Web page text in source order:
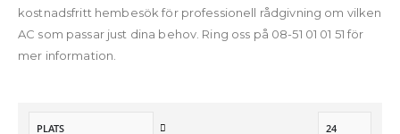
kostnadsfritt hembesök för professionell rådgivning om vilken
AC som passar just dina behov. Ring oss på 08-51 01 01 51 för
mer information.
Sätt